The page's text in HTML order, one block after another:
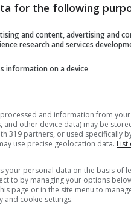
arrivato, e così è
scozzese a
III. A ripensare bene al
9 maggio che la Regina
for the following
and content, advertising and
research and services
information on a device
and information from
and other device data) may be
319 partners, or used specifically
use precise geolocation data. List
your personal data on the basis of
to by managing your options
page or in the site menu to
and cookie settings.